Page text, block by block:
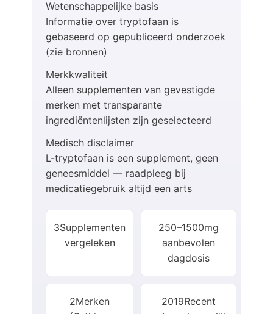
Wetenschappelijke basis
Informatie over tryptofaan is
gebaseerd op gepubliceerd onderzoek
(zie bronnen)
Merkkwaliteit
Alleen supplementen van gevestigde
merken met transparante
ingrediëntenlijsten zijn geselecteerd
Medisch disclaimer
L-tryptofaan is een supplement, geen
geneesmiddel — raadpleeg bij
medicatiegebruik altijd een arts
3Supplementen
vergeleken
250–1500mg
aanbevolen
dagdosis
2Merken
2019Recent